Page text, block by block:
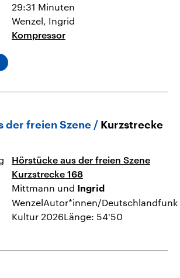
29:31 Minuten
Wenzel, Ingrid
Kompressor
der freien Szene
Kurzstrecke
Hörstücke aus der freien Szene
Kurzstrecke 168
Mittmann und
Ingrid
WenzelAutor*innen/Deutschlandfunk
Kultur 2026Länge: 54'50